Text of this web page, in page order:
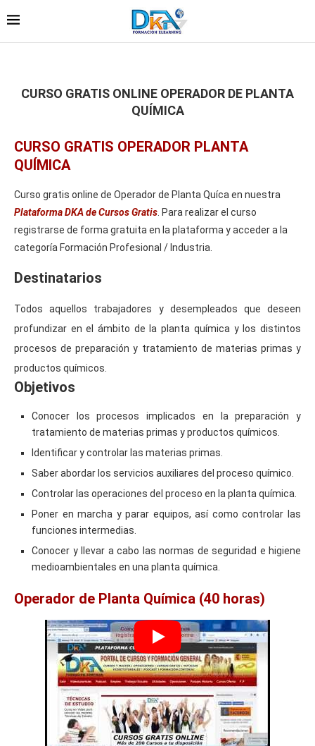
CURSO GRATIS ONLINE OPERADOR DE PLANTA
QUÍMICA
CURSO GRATIS OPERADOR PLANTA
QUÍMICA
Curso gratis online de Operador de Planta Quíca en nuestra
Plataforma DKA de Cursos Gratis . Para realizar el curso
registrarse de forma gratuita en la plataforma y acceder a la
categoría Formación Profesional / Industria.
Destinatarios
Todos aquellos trabajadores y desempleados que deseen
profundizar en el ámbito de la planta química y los distintos
procesos de preparación y tratamiento de materias primas y
productos químicos.
Objetivos
Conocer los procesos implicados en la preparación y
tratamiento de materias primas y productos químicos.
Identificar y controlar las materias primas.
Saber abordar los servicios auxiliares del proceso químico.
Controlar las operaciones del proceso en la planta química.
Poner en marcha y parar equipos, así como controlar las
funciones intermedias.
Conocer y llevar a cabo las normas de seguridad e higiene
medioambientales en una planta química.
Operador de Planta Química (40 horas)